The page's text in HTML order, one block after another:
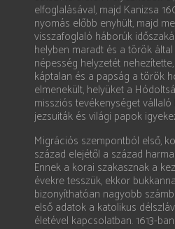
elfoglalásával, majd Kanizsa
nyomás előbb enyhült, majd
visszafoglaló háborúk
helyben maradt és a török
népesség helyzetét
káptalan és a papság a török
elmenekült, helyüket a
missziós tevékenységet
jezsuiták és világi papok
Migrációs szempontból első,
század elejétől a század
Ennek a korai szakasznak a
évekre tesszük, ekkor
bizonyíthatóan nagyobb
első adatok a katolikus
életével kapcsolatban. 1613-